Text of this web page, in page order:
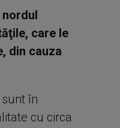
nordul
care le
din cauza
în
cu circa